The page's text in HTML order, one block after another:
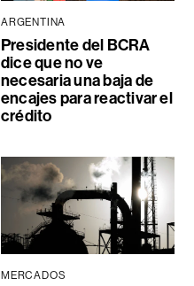
ARGENTINA
Presidente del BCRA
dice que no ve
necesaria una baja de
encajes para reactivar el
crédito
MERCADOS